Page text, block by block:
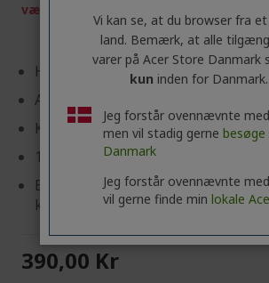
værktøj, der er tilgængeligt
Hurtig USB-C PD 100 W opladning
Aftagelige EU/UK-stik
Kompakt GaN-design
1,5 m USB-C til USB-C kabel
Beskyttelse mod overspænding,
kortslutning og overophedning
390,00 Kr
Vi kan se, at du browser fra
land. Bemærk, at alle
varer på Acer Store Danmark
kun inden for Danmark.
Jeg forstår ovennævnte
men vil stadig gerne besøge
Danmark
Jeg forstår ovennævnte
vil gerne finde min lokale